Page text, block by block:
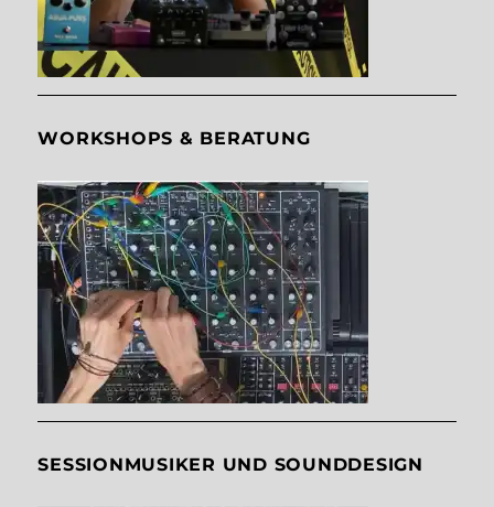
WORKSHOPS & BERATUNG
SESSIONMUSIKER UND SOUNDDESIGN